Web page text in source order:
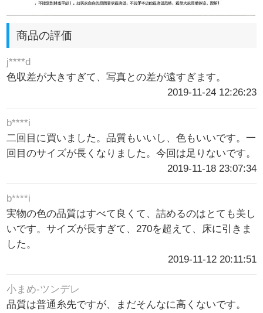
商品の評価
j****d
色収差が大きすぎて、写真との差が遠すぎます。
2019-11-24 12:26:23
b****i
二回目に買いました。品質もいいし、色もいいです。一
回目のサイズが長くなりました。今回は足りないです。
2019-11-18 23:07:34
b****i
実物の色の品質はすべて良くて、詰めるのはとても美し
いです。サイズが長すぎて、270を超えて、床に引きま
した。
2019-11-12 20:11:51
小まめ-ツンデレ
品質は普通糸先ですが、まだそんなに高くないです。